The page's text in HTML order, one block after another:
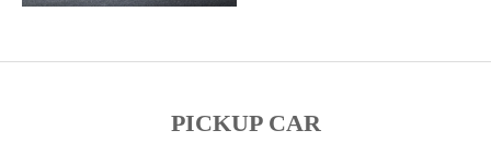
PICKUP CAR